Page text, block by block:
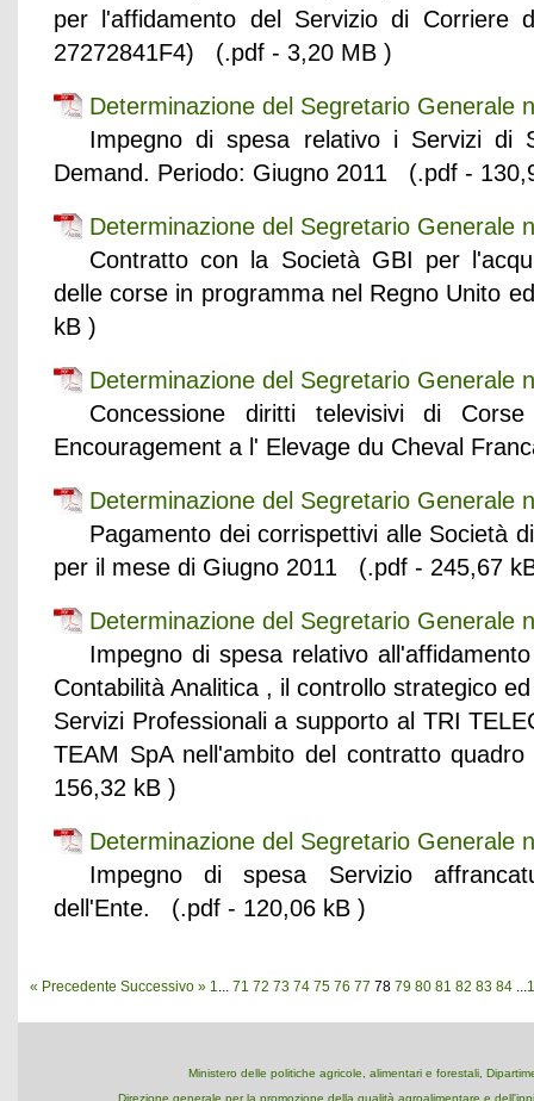
per l'affidamento del Servizio di Corriere
27272841F4) (.pdf - 3,20 MB )
Determinazione del Segretario Generale
Impegno di spesa relativo i Servizi di
Demand. Periodo: Giugno 2011 (.pdf -
Determinazione del Segretario Generale
Contratto con la Società GBI per
delle corse in programma nel Regno Unito
kB )
Determinazione del Segretario Generale
Concessione diritti televisivi di
Encouragement a l' Elevage du Cheval
Determinazione del Segretario Generale
Pagamento dei corrispettivi alle Società
per il mese di Giugno 2011 (.pdf - 245,67
Determinazione del Segretario Generale
Impegno di spesa relativo
Contabilità Analitica , il controllo strategico
Servizi Professionali a supporto al TRI
TEAM SpA nell'ambito del contratto
156,32 kB )
Determinazione del Segretario Generale
Impegno di spesa Servizio
dell'Ente. (.pdf - 120,06 kB )
« Precedente Successivo » 1... 71 72 73 74 75 76 77 78 79 80 81 82 83 84 ...
Ministero delle politiche agricole, alimentari e forestali,
Direzione generale per la promozione della qualità agroalimentare e